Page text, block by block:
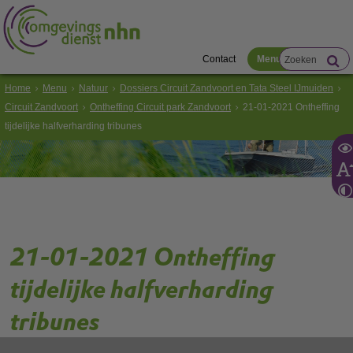
Contact Menu
Home Menu Natuur
Dossiers Circuit Zandvoort en Tata Steel IJmuiden
Circuit Zandvoort
Ontheffing Circuit park Zandvoort
21-01-2021 Ontheffing
tijdelijke halfverharding tribunes
21-01-2021 Ontheffing
tijdelijke halfverharding
tribunes